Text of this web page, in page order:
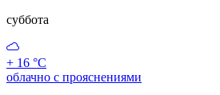
суббота
+ 16 °С
облачно с прояснениями